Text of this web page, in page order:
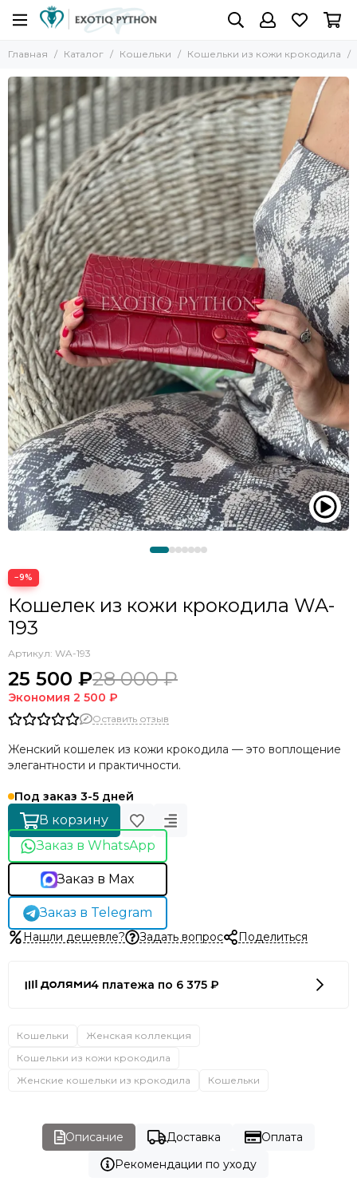
Главная Каталог Кошельки Кошельки из кожи крокодила
−9%
Кошелек из кожи крокодила WA-
193
Артикул: WA-193
25 500 ₽28 000 ₽
Экономия 2 500 ₽
Оставить отзыв
Женский кошелек из кожи крокодила — это воплощение
элегантности и практичности.
Под заказ 3-5 дней
В корзину
Заказ в WhatsApp
Заказ в Max
Заказ в Telegram
Нашли дешевле? Задать вопрос Поделиться
4 платежа по 6 375 ₽
Кошельки
Женская коллекция
Кошельки из кожи крокодила
Женские кошельки из крокодила
Кошельки
Описание Доставка
Оплата
Рекомендации по уходу